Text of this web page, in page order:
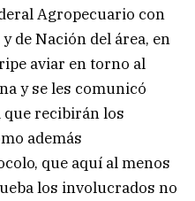
Agropecuario con
de Nación del área, en
aviar en torno al
y se les comunicó
que recibirán los
además
que aquí al menos
los involucrados no